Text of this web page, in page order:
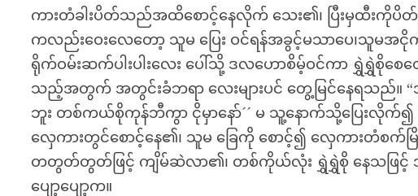
ကားတံခါးပိတ်သည်အထိစောင့်နေလိုက် သေး၏၊ ပြီးမှထီးကိုပိ
ကလည်းဝေးလေတော့ သူမ ပြေး ဝင်ရန်အခွင့်မသာပေ၊သူမအ
ရိုက်ဝမ်းဆက်ပါးပါးလေး ပေါ်သို့ ဒလဟောစိမ့်ဝင်ကာ ရွှဲရွှဲစိုစေတ
သည့်အတွက် အတွင်းခံဘရာ လေးများပင် တွေ့မြင်နေရသည်။ “
ဘူး တစ်ကယ်စိုကုန်ဘီကွာ ငိုမှာနော်´´ မ သူ့နောက်သို့ပြေး
လှေကားတွင်စောင့်နေ၏၊ သူမ ခြေကို စောင့်၍ လှေကားတံစ
တတွတ်တွတ်ဖြင့် ကျိမ်ဆဲလာ၏၊ တစ်ကိုယ်လုံး ရွှဲရွှဲစို နေသဖြင့်
ပျော့ပျော့က။